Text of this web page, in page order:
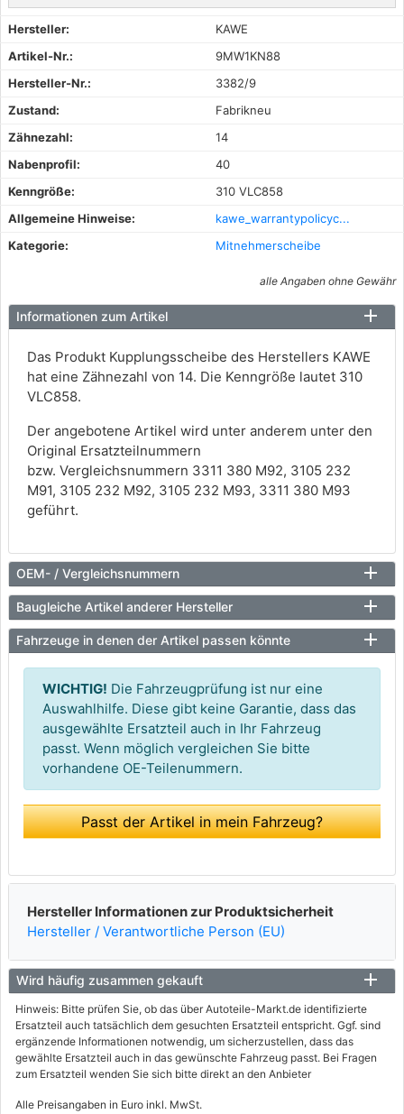
Hersteller:
KAWE
Artikel-Nr.:
9MW1KN88
Hersteller-Nr.:
3382/9
Zustand:
Fabrikneu
Zähnezahl:
14
Nabenprofil:
40
Kenngröße:
310 VLC858
Allgemeine Hinweise:
kawe_warrantypolicyc...
Kategorie:
Mitnehmerscheibe
alle Angaben ohne Gewähr
Informationen zum Artikel
Das Produkt Kupplungsscheibe des Herstellers KAWE
hat eine Zähnezahl von 14. Die Kenngröße lautet 310
VLC858.
Der angebotene Artikel wird unter anderem unter den
Original Ersatzteilnummern
bzw. Vergleichsnummern 3311 380 M92, 3105 232
M91, 3105 232 M92, 3105 232 M93, 3311 380 M93
geführt.
OEM- / Vergleichsnummern
Baugleiche Artikel anderer Hersteller
Fahrzeuge in denen der Artikel passen könnte
WICHTIG! Die Fahrzeugprüfung ist nur eine
Auswahlhilfe. Diese gibt keine Garantie, dass das
ausgewählte Ersatzteil auch in Ihr Fahrzeug
passt. Wenn möglich vergleichen Sie bitte
vorhandene OE-Teilenummern.
Passt der Artikel in mein Fahrzeug?
Hersteller Informationen zur Produktsicherheit
Hersteller / Verantwortliche Person (EU)
Wird häufig zusammen gekauft
Hinweis: Bitte prüfen Sie, ob das über Autoteile-Markt.de identifizierte
Ersatzteil auch tatsächlich dem gesuchten Ersatzteil entspricht. Ggf. sind
ergänzende Informationen notwendig, um sicherzustellen, dass das
gewählte Ersatzteil auch in das gewünschte Fahrzeug passt. Bei Fragen
zum Ersatzteil wenden Sie sich bitte direkt an den Anbieter
Alle Preisangaben in Euro inkl. MwSt.